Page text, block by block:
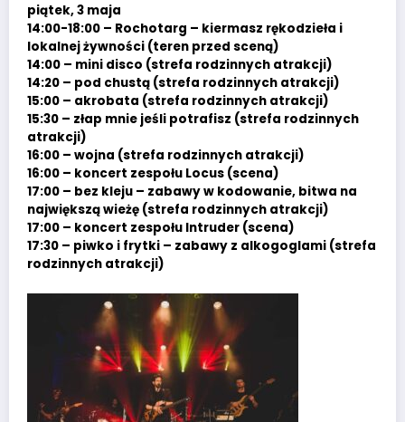
piątek, 3 maja
14:00-18:00 – Rochotarg – kiermasz rękodzieła i
lokalnej żywności (teren przed sceną)
14:00 – mini disco (strefa rodzinnych atrakcji)
14:20 – pod chustą (strefa rodzinnych atrakcji)
15:00 – akrobata (strefa rodzinnych atrakcji)
15:30 – złap mnie jeśli potrafisz (strefa rodzinnych
atrakcji)
16:00 – wojna (strefa rodzinnych atrakcji)
16:00 – koncert zespołu Locus (scena)
17:00 – bez kleju – zabawy w kodowanie, bitwa na
największą wieżę (strefa rodzinnych atrakcji)
17:00 – koncert zespołu Intruder (scena)
17:30 – piwko i frytki – zabawy z alkogoglami (strefa
rodzinnych atrakcji)